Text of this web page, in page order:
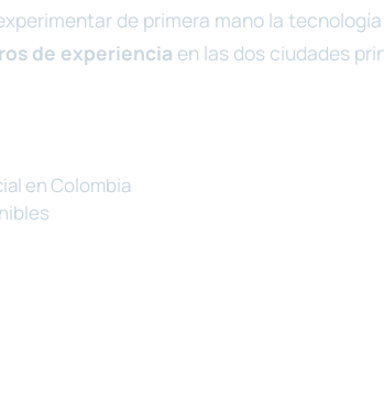
de primera mano la tecnología
de experiencia en las dos ciudades
en Colombia